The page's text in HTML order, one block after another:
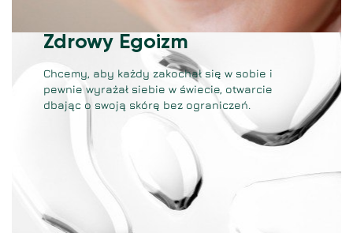
Zdrowy Egoizm
Chcemy, aby każdy zakochał się w sobie i
pewnie wyrażał siebie w świecie, otwarcie
dbając o swoją skórę bez ograniczeń.